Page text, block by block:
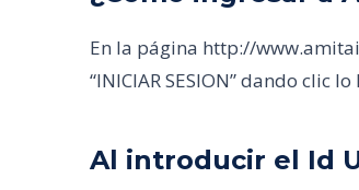
En la página http://
“INICIAR SESION” dando clic
Al introducir el Id